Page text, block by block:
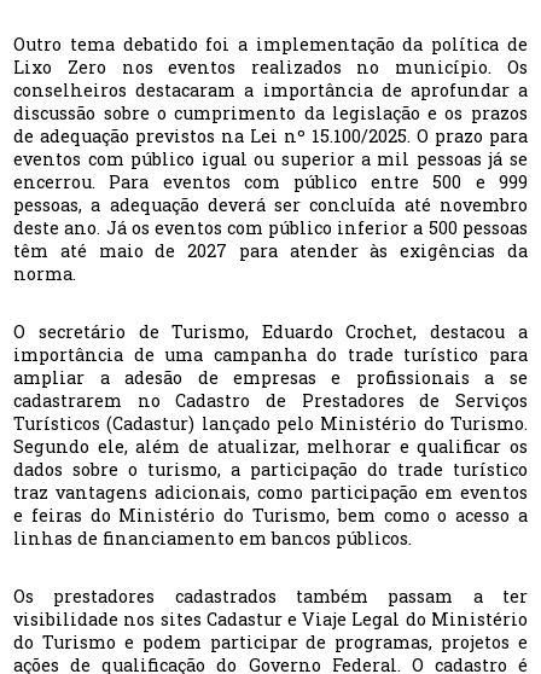
Outro tema debatido foi a implementação da política de
Lixo Zero nos eventos realizados no município. Os
conselheiros destacaram a importância de aprofundar a
discussão sobre o cumprimento da legislação e os prazos
de adequação previstos na Lei nº 15.100/2025. O prazo para
eventos com público igual ou superior a mil pessoas já se
encerrou. Para eventos com público entre 500 e 999
pessoas, a adequação deverá ser concluída até novembro
deste ano. Já os eventos com público inferior a 500 pessoas
têm até maio de 2027 para atender às exigências da
norma.
O secretário de Turismo, Eduardo Crochet, destacou a
importância de uma campanha do trade turístico para
ampliar a adesão de empresas e profissionais a se
cadastrarem no Cadastro de Prestadores de Serviços
Turísticos (Cadastur) lançado pelo Ministério do Turismo.
Segundo ele, além de atualizar, melhorar e qualificar os
dados sobre o turismo, a participação do trade turístico
traz vantagens adicionais, como participação em eventos
e feiras do Ministério do Turismo, bem como o acesso a
linhas de financiamento em bancos públicos.
Os prestadores cadastrados também passam a ter
visibilidade nos sites Cadastur e Viaje Legal do Ministério
do Turismo e podem participar de programas, projetos e
ações de qualificação do Governo Federal. O cadastro é